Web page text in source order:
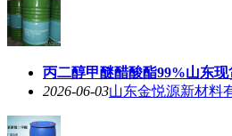
丙二醇甲醚醋酸酯99%山东现
2026-06-03山东金悦源新材料